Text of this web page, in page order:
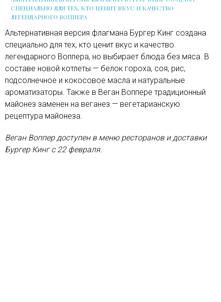
СПЕЦИАЛЬНО ДЛЯ ТЕХ, КТО ЦЕНИТ ВКУС И КАЧЕСТВО
ЛЕГЕНДАРНОГО ВОППЕРА
Альтернативная версия флагмана Бургер Кинг создана
специально для тех, кто ценит вкус и качество
легендарного Воппера, но выбирает блюда без мяса. В
составе новой котлеты — белок гороха, соя, рис,
подсолнечное и кокосовое масла и натуральные
ароматизаторы. Также в Веган Воппере традиционный
майонез заменен на веганез — вегетарианскую
рецептура майонеза.
Веган Воппер доступен в меню ресторанов и доставки
Бургер Кинг с 22 февраля.